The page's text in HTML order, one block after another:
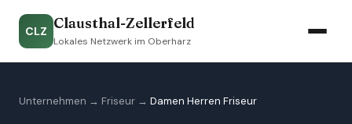
CLZ Clausthal-Zellerfeld
Lokales Netzwerk im Oberharz
Unternehmen → Friseur → Damen Herren Friseur